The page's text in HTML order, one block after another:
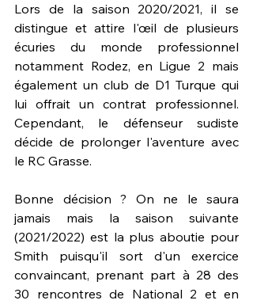
Lors de la saison 2020/2021, il se
distingue et attire l'œil de plusieurs
écuries du monde professionnel
notamment Rodez, en Ligue 2 mais
également un club de D1 Turque qui
lui offrait un contrat professionnel.
Cependant, le défenseur sudiste
décide de prolonger l'aventure avec
le RC Grasse.
Bonne décision ? On ne le saura
jamais mais la saison suivante
(2021/2022) est la plus aboutie pour
Smith puisqu'il sort d'un exercice
convaincant, prenant part à 28 des
30 rencontres de National 2 et en